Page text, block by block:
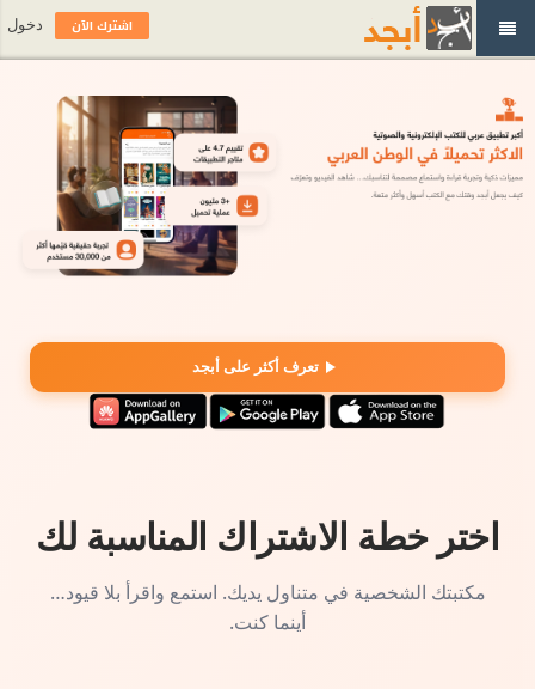
تعرف أكثر على أبجد
اختر خطة الاشتراك المناسبة لك
مكتبتك الشخصية في متناول يديك. استمع واقرأ بلا قيود…
أينما كنت.
اشترك الآن دخول